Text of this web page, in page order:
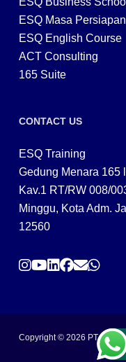
ESQ Masa
ESQ English Course
ACT Consulting
165 Suite
CONTACT US
ESQ Training
Gedung Menara 165
Kav.1 RT/RW 008/
Minggu, Kota Adm.
12560
Copyright © 2026 PT ARGA